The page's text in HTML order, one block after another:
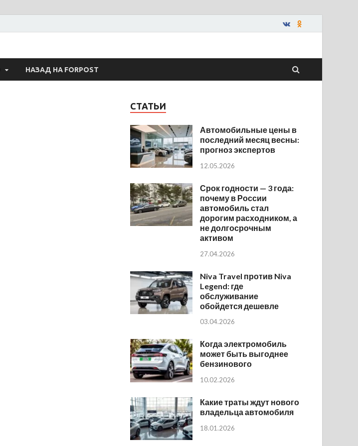
НАЗАД НА FORPOST
СТАТЬИ
Автомобильные цены в
последний месяц весны:
прогноз экспертов
12.05.2026
Срок годности — 3 года:
почему в России
автомобиль стал
дорогим расходником, а
не долгосрочным
активом
27.04.2026
Niva Travel против Niva
Legend: где
обслуживание
обойдется дешевле
03.04.2026
Когда электромобиль
может быть выгоднее
бензинового
10.02.2026
Какие траты ждут нового
владельца автомобиля
18.01.2026